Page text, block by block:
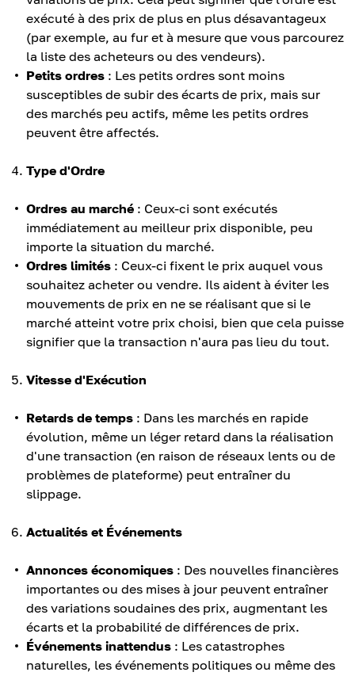
exécuté à des prix de plus en plus désavantageux
(par exemple, au fur et à mesure que vous parcourez
la liste des acheteurs ou des vendeurs).
Petits ordres : Les petits ordres sont moins
susceptibles de subir des écarts de prix, mais sur
des marchés peu actifs, même les petits ordres
peuvent être affectés.
Type d'Ordre
Ordres au marché : Ceux-ci sont exécutés
immédiatement au meilleur prix disponible, peu
importe la situation du marché.
Ordres limités : Ceux-ci fixent le prix auquel vous
souhaitez acheter ou vendre. Ils aident à éviter les
mouvements de prix en ne se réalisant que si le
marché atteint votre prix choisi, bien que cela puisse
signifier que la transaction n'aura pas lieu du tout.
Vitesse d'Exécution
Retards de temps : Dans les marchés en rapide
évolution, même un léger retard dans la réalisation
d'une transaction (en raison de réseaux lents ou de
problèmes de plateforme) peut entraîner du
slippage.
Actualités et Événements
Annonces économiques : Des nouvelles financières
importantes ou des mises à jour peuvent entraîner
des variations soudaines des prix, augmentant les
écarts et la probabilité de différences de prix.
Événements inattendus : Les catastrophes
naturelles, les événements politiques ou même des